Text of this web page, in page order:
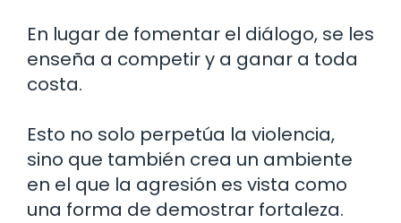
En lugar de fomentar el diálogo, se les
enseña a competir y a ganar a toda
costa.
Esto no solo perpetúa la violencia,
sino que también crea un ambiente
en el que la agresión es vista como
una forma de demostrar fortaleza.